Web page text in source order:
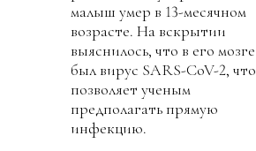
малыш умер в 13-месячном
возрасте. На вскрытии
выяснилось, что в его мозге
был вирус SARS-CoV-2, что
позволяет ученым
предполагать прямую
инфекцию.